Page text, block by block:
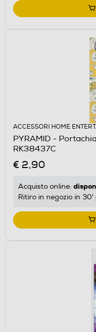
ACCESSORI HOME
PYRAMID -
RK38437C
€ 2,90
Acquisto online:
Ritiro in negozio in